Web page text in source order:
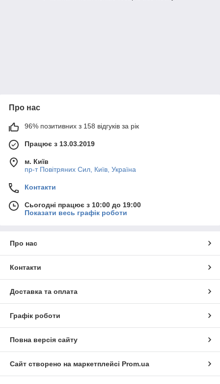
Про нас
96% позитивних з 158 відгуків за рік
Працює з 13.03.2019
м. Київ
пр-т Повiтряних Сил, Київ, Україна
Контакти
Сьогодні працює з 10:00 до 19:00
Показати весь графік роботи
Про нас
Контакти
Доставка та оплата
Графік роботи
Повна версія сайту
Сайт створено на маркетплейсі Prom.ua